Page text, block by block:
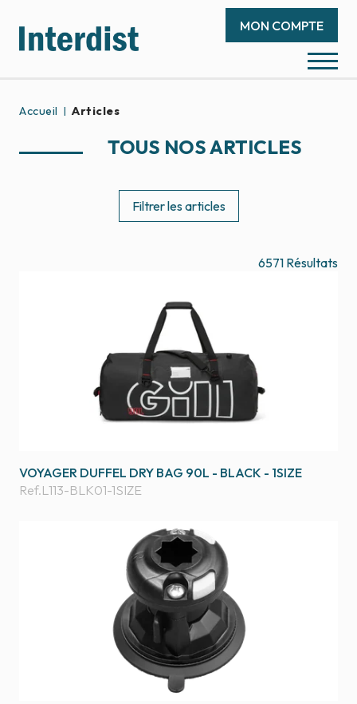
MON COMPTE
Accueil Articles
TOUS NOS ARTICLES
Filtrer les articles
6571 Résultats
VOYAGER DUFFEL DRY BAG 90L - BLACK - 1SIZE
Ref.L113-BLK01-1SIZE